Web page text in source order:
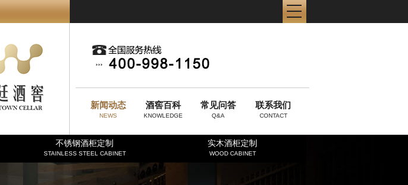
新闻动态
NEWS
酒窖百科
KNOWLEDGE
常见问答
Q&A
联系我们
CONTACT
不锈钢酒柜定制
STAINLESS STEEL CABINET
实木酒柜定制
WOOD CABINET